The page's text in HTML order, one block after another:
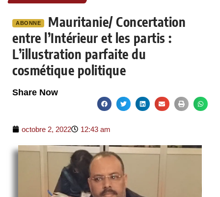
ABONNE
Mauritanie/ Concertation
entre l’Intérieur et les partis :
L’illustration parfaite du
cosmétique politique
Share Now
octobre 2, 2022 12:43 am